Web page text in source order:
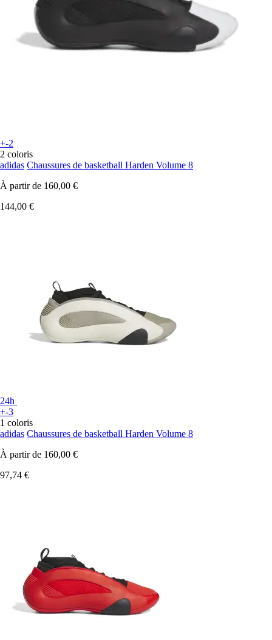
+-2
2 coloris
adidas Chaussures de basketball Harden Volume 8
À partir de 160,00 €
144,00 €
24h
+-3
1 coloris
adidas Chaussures de basketball Harden Volume 8
À partir de 160,00 €
97,74 €